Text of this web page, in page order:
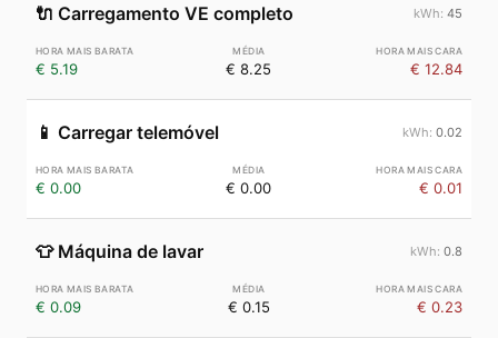
🔌 Carregamento VE completo 45
€ 5.19 € 8.25 € 12.84
📱 Carregar telemóvel 0.02
€ 0.00 € 0.00 € 0.01
👕 Máquina de lavar 0.8
€ 0.09 € 0.15 € 0.23